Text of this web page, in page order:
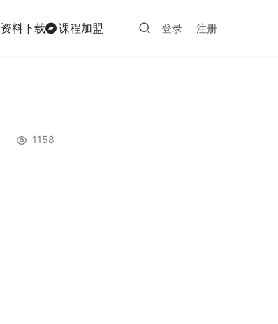
资料下载 课程加盟 登录 注册
1158